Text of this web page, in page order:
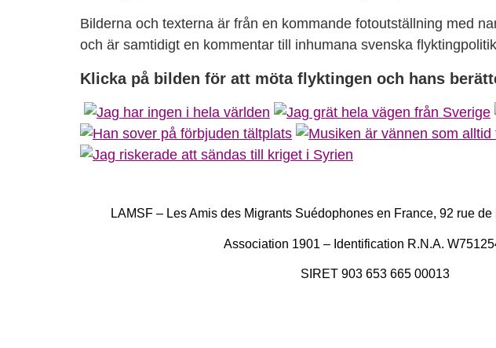
Bilderna och texterna är från en kommande fotoutställning med
och är samtidigt en kommentar till inhumana svenska
Klicka på bilden för att möta flyktingen och hans
LAMSF – Les Amis des Migrants Suédophones en France, 92 rue
Association 1901 – Identification R.N.A.
SIRET 903 653 665 00013